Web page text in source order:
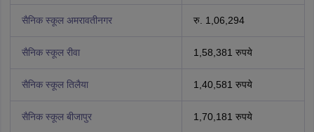
सैनिक स्कूल अमरावतीनगर रु. 1,06,294
सैनिक स्कूल रीवा 1,58,381 रुपये
सैनिक स्कूल तिलैया 1,40,581 रुपये
सैनिक स्कूल बीजापुर 1,70,181 रुपये